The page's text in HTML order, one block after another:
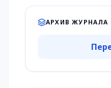
АРХИВ ЖУРНАЛА